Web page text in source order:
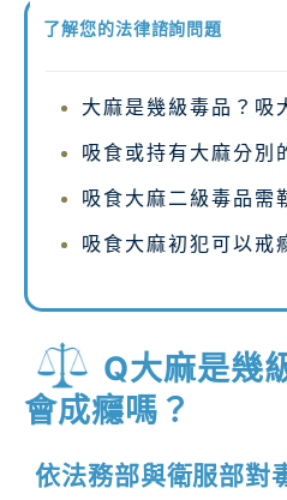
了解您的法律諮詢問題
大麻是幾級毒品？吸
吸食或持有大麻分別
吸食大麻二級毒品需
吸食大麻初犯可以戒
Q大麻是幾
會成癮嗎？
依法務部與衛服部對